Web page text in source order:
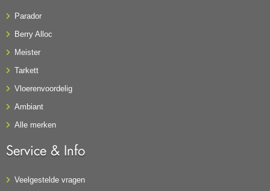
Parador
Berry Alloc
Meister
Tarkett
Vloerenvoordelig
Ambiant
Alle merken
Service & Info
Veelgestelde vragen